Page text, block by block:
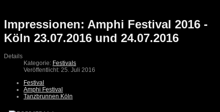
Impressionen: Amphi Festival 2016 -
Köln 23.07.2016 und 24.07.2016
Details
Kategorie: Festivals
Veröffentlicht: 25. Juli 2016
Festival
Amphi Festival
Tanzbrunnen Köln